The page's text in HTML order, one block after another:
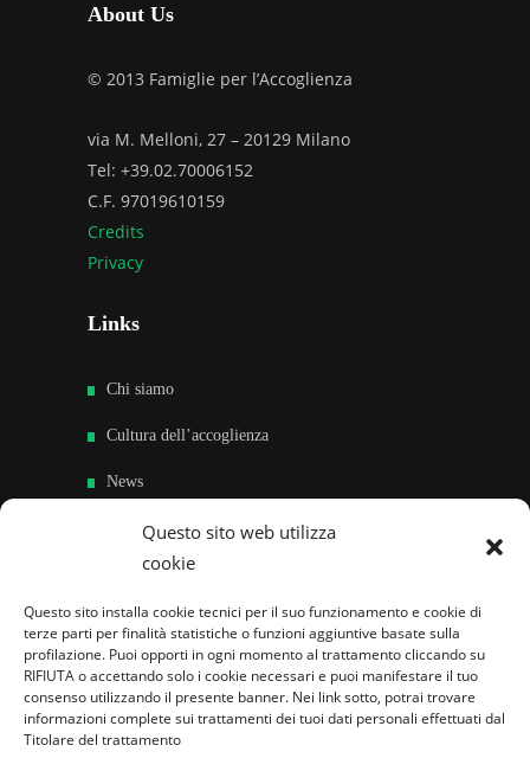
Questo sito web utilizza
cookie
Questo sito installa cookie tecnici per il suo funzionamento e cookie di
terze parti per finalità statistiche o funzioni aggiuntive basate sulla
profilazione. Puoi opporti in ogni momento al trattamento cliccando su
RIFIUTA o accettando solo i cookie necessari e puoi manifestare il tuo
consenso utilizzando il presente banner. Nei link sotto, potrai trovare
informazioni complete sui trattamenti dei tuoi dati personali effettuati dal
Titolare del trattamento
About Us
© 2013 Famiglie per l’Accoglienza
via M. Melloni, 27 – 20129 Milano
Tel: +39.02.70006152
C.F. 97019610159
Credits
Privacy
Links
Chi siamo
Cultura dell’accoglienza
News
Sedi e Contatti
Sostieni
Area riservata
Famiglie per l’accoglienza nel mondo